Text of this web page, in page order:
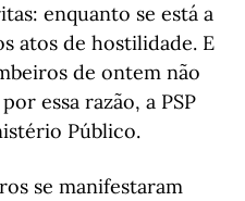
enquanto se está a
atos de hostilidade. E
de ontem não
essa razão, a PSP
Público.
se manifestaram